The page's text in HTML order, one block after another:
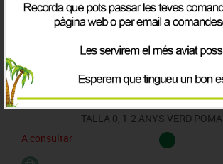
7600364018 TAULA RECTANGULAR 120X60
TALLA 0, 1-2 ANYS VERD POMA
A consultar